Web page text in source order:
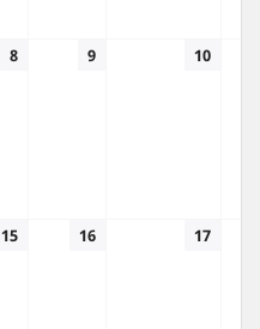
8 9 10
15 16 17